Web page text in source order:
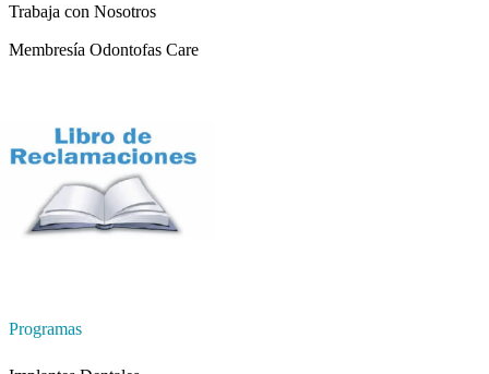
Trabaja con Nosotros
Membresía Odontofas Care
Programas